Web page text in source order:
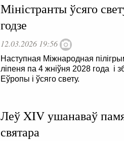
Міністранты ўсяго
годзе
12.03.2026 19:56
Наступная Міжнародная
ліпеня па 4 жніўня 2028 года і
Еўропы і ўсяго свету.
Леў XIV ушанаваў
святара